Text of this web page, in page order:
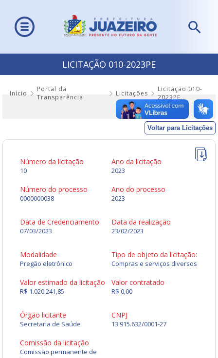
LICITAÇÃO 010-2023PE
Início
Portal da
Transparência
Licitações
Licitação 010-
2023PE
Voltar para Licitações
Número da licitação
10
Ano da licitação
2023
Número do processo
0000000038
Ano do processo
2023
Data de Credenciamento
07/03/2023
Data da realização
23/02/2023
Modalidade
Pregão eletrônico
Tipo de objeto da licitação:
Compras e serviços diversos
Valor estimado da licitação
R$ 1.020.241,85
Valor contratado
R$ 0,00
Órgão licitante
Secretaria de Saúde
CNPJ
13.915.632/0001-27
Comissão da licitação
Comissão permanente de